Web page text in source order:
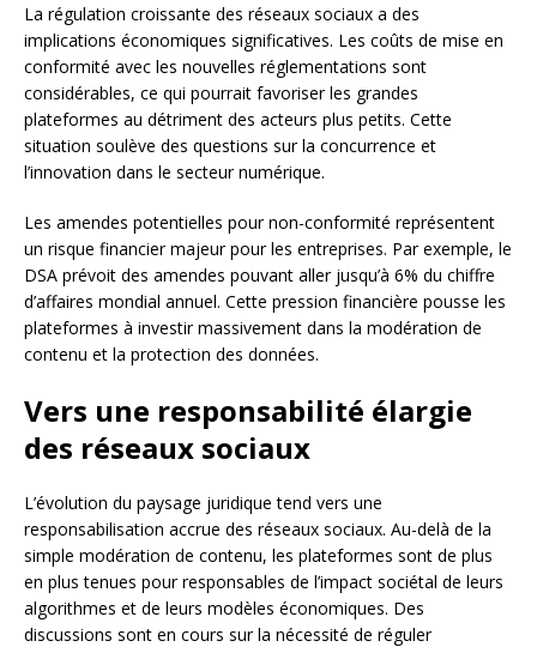
La régulation croissante des réseaux sociaux a des
implications économiques significatives. Les coûts de mise en
conformité avec les nouvelles réglementations sont
considérables, ce qui pourrait favoriser les grandes
plateformes au détriment des acteurs plus petits. Cette
situation soulève des questions sur la concurrence et
l’innovation dans le secteur numérique.
Les amendes potentielles pour non-conformité représentent
un risque financier majeur pour les entreprises. Par exemple, le
DSA prévoit des amendes pouvant aller jusqu’à 6% du chiffre
d’affaires mondial annuel. Cette pression financière pousse les
plateformes à investir massivement dans la modération de
contenu et la protection des données.
Vers une responsabilité élargie
des réseaux sociaux
L’évolution du paysage juridique tend vers une
responsabilisation accrue des réseaux sociaux. Au-delà de la
simple modération de contenu, les plateformes sont de plus
en plus tenues pour responsables de l’impact sociétal de leurs
algorithmes et de leurs modèles économiques. Des
discussions sont en cours sur la nécessité de réguler